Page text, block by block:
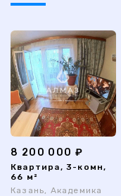
8 200 000 ₽
Квартира, 3-комн,
66 м²
Казань, Академика